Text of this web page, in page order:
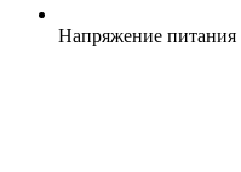
Напряжение питания